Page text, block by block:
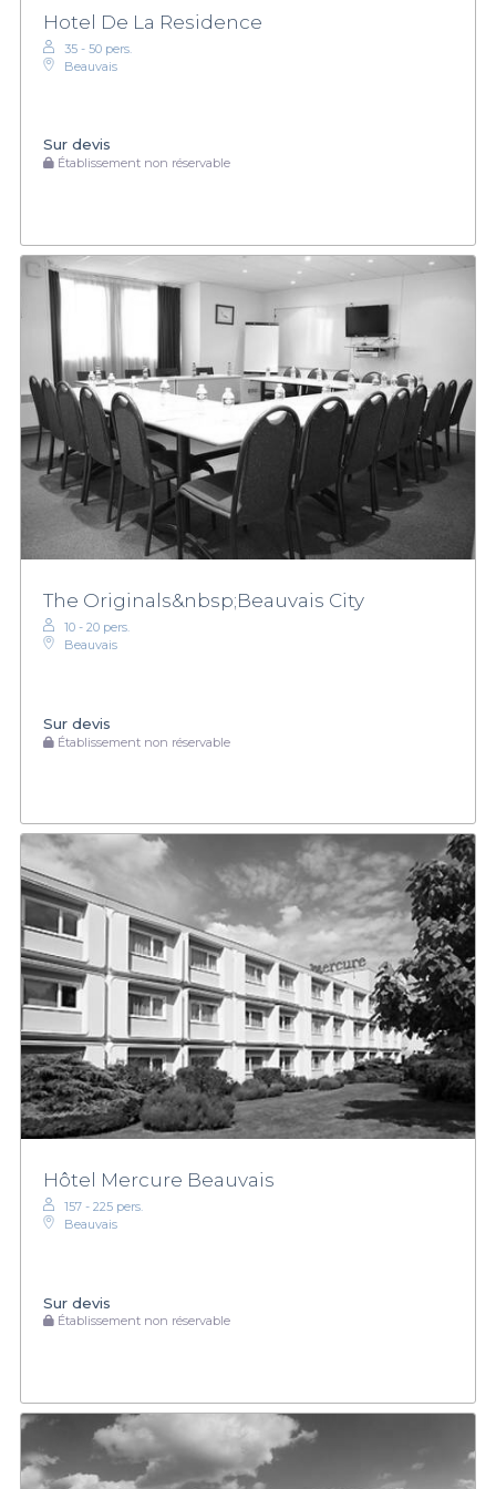
Hotel De La Residence
35 - 50 pers.
Beauvais
Sur devis
Établissement non réservable
The Originals&nbsp;Beauvais City
10 - 20 pers.
Beauvais
Sur devis
Établissement non réservable
Hôtel Mercure Beauvais
157 - 225 pers.
Beauvais
Sur devis
Établissement non réservable